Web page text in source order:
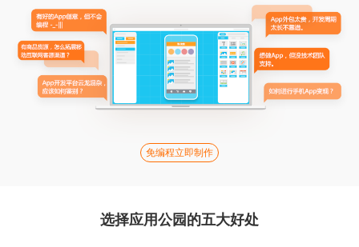
免编程立即制作
选择应用公园的五大好处